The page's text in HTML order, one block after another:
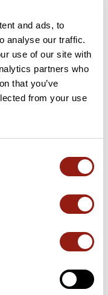
and ads, to
analyse our traffic.
use of our site with
partners who
that you’ve
from your use
alcuna recensione.
una recensione!
km vicino a
questo percorso.
febbraio 2017, 16:16:54.